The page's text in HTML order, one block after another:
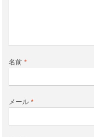
名前 *
メール *